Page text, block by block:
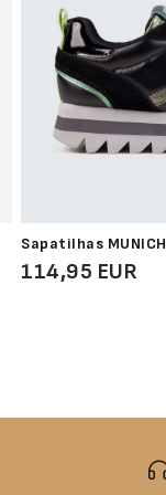
Sapatilhas MUNICH
114,95 EUR